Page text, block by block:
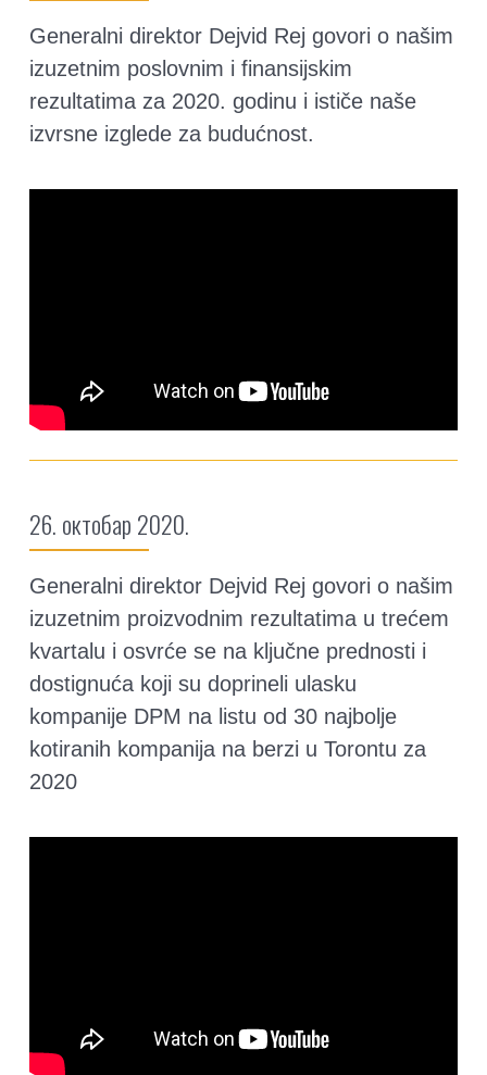
Generalni direktor Dejvid Rej govori o našim
izuzetnim poslovnim i finansijskim
rezultatima za 2020. godinu i ističe naše
izvrsne izglede za budućnost.
26. октобар 2020.
Generalni direktor Dejvid Rej govori o našim
izuzetnim proizvodnim rezultatima u trećem
kvartalu i osvrće se na ključne prednosti i
dostignuća koji su doprineli ulasku
kompanije DPM na listu od 30 najbolje
kotiranih kompanija na berzi u Torontu za
2020